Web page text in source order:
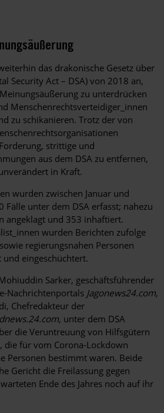
das drakonische Gesetz über
Security Act – DSA) von 2018 an,
zu unterdrücken
Menschenrechtsverteidiger_innen
zu schikanieren. Trotz der von
strittige und
aus dem DSA zu entfernen,
in Kraft.
wurden zwischen Januar und
Fälle unter dem DSA erfasst; nahezu
angeklagt und 353 inhaftiert.
wurden Berichten zufolge
regierungsnahen Personen
eingeschüchtert.
Sarker, geschäftsführender
Nachrichtenportals Jagonews24.com,
Chefredakteur der
unter dem DSA
die Veruntreuung von Hilfsgütern
die für vom Corona-Lockdown
Personen bestimmt waren. Beide
Gericht die Freilassung gegen
Ende des Jahres noch auf ihr